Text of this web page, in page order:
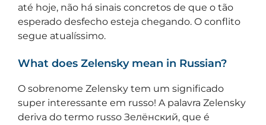
até hoje, não há sinais concretos de que o tão
esperado desfecho esteja chegando. O conflito
segue atualíssimo.
What does Zelensky mean in Russian?
O sobrenome Zelensky tem um significado
super interessante em russo! A palavra Zelensky
deriva do termo russo Зелёнский, que é